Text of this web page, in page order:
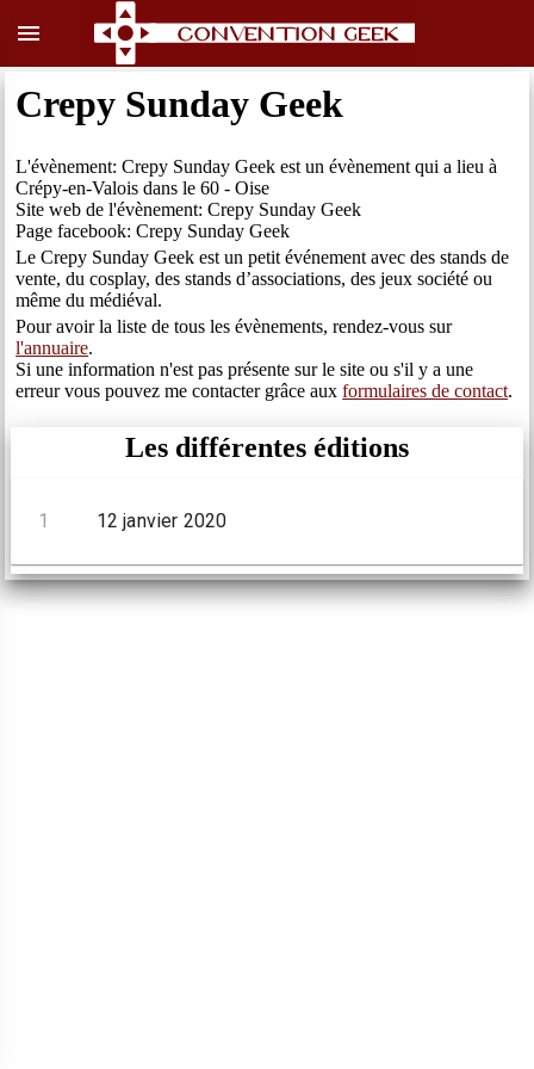
menu
Crepy Sunday Geek
L'évènement: Crepy Sunday Geek est un évènement qui a lieu à
Crépy-en-Valois dans le 60 - Oise
Site web de l'évènement: Crepy Sunday Geek
Page facebook: Crepy Sunday Geek
Le Crepy Sunday Geek est un petit événement avec des stands de
vente, du cosplay, des stands d’associations, des jeux société ou
même du médiéval.
Pour avoir la liste de tous les évènements, rendez-vous sur
l'annuaire.
Si une information n'est pas présente sur le site ou s'il y a une
erreur vous pouvez me contacter grâce auxformulaires de contact.
Les différentes éditions
1 12 janvier 2020